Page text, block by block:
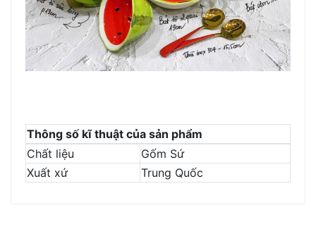
Thông số kĩ thuật của sản phẩm
Chất liệu
Gốm Sứ
Xuất xứ
Trung Quốc